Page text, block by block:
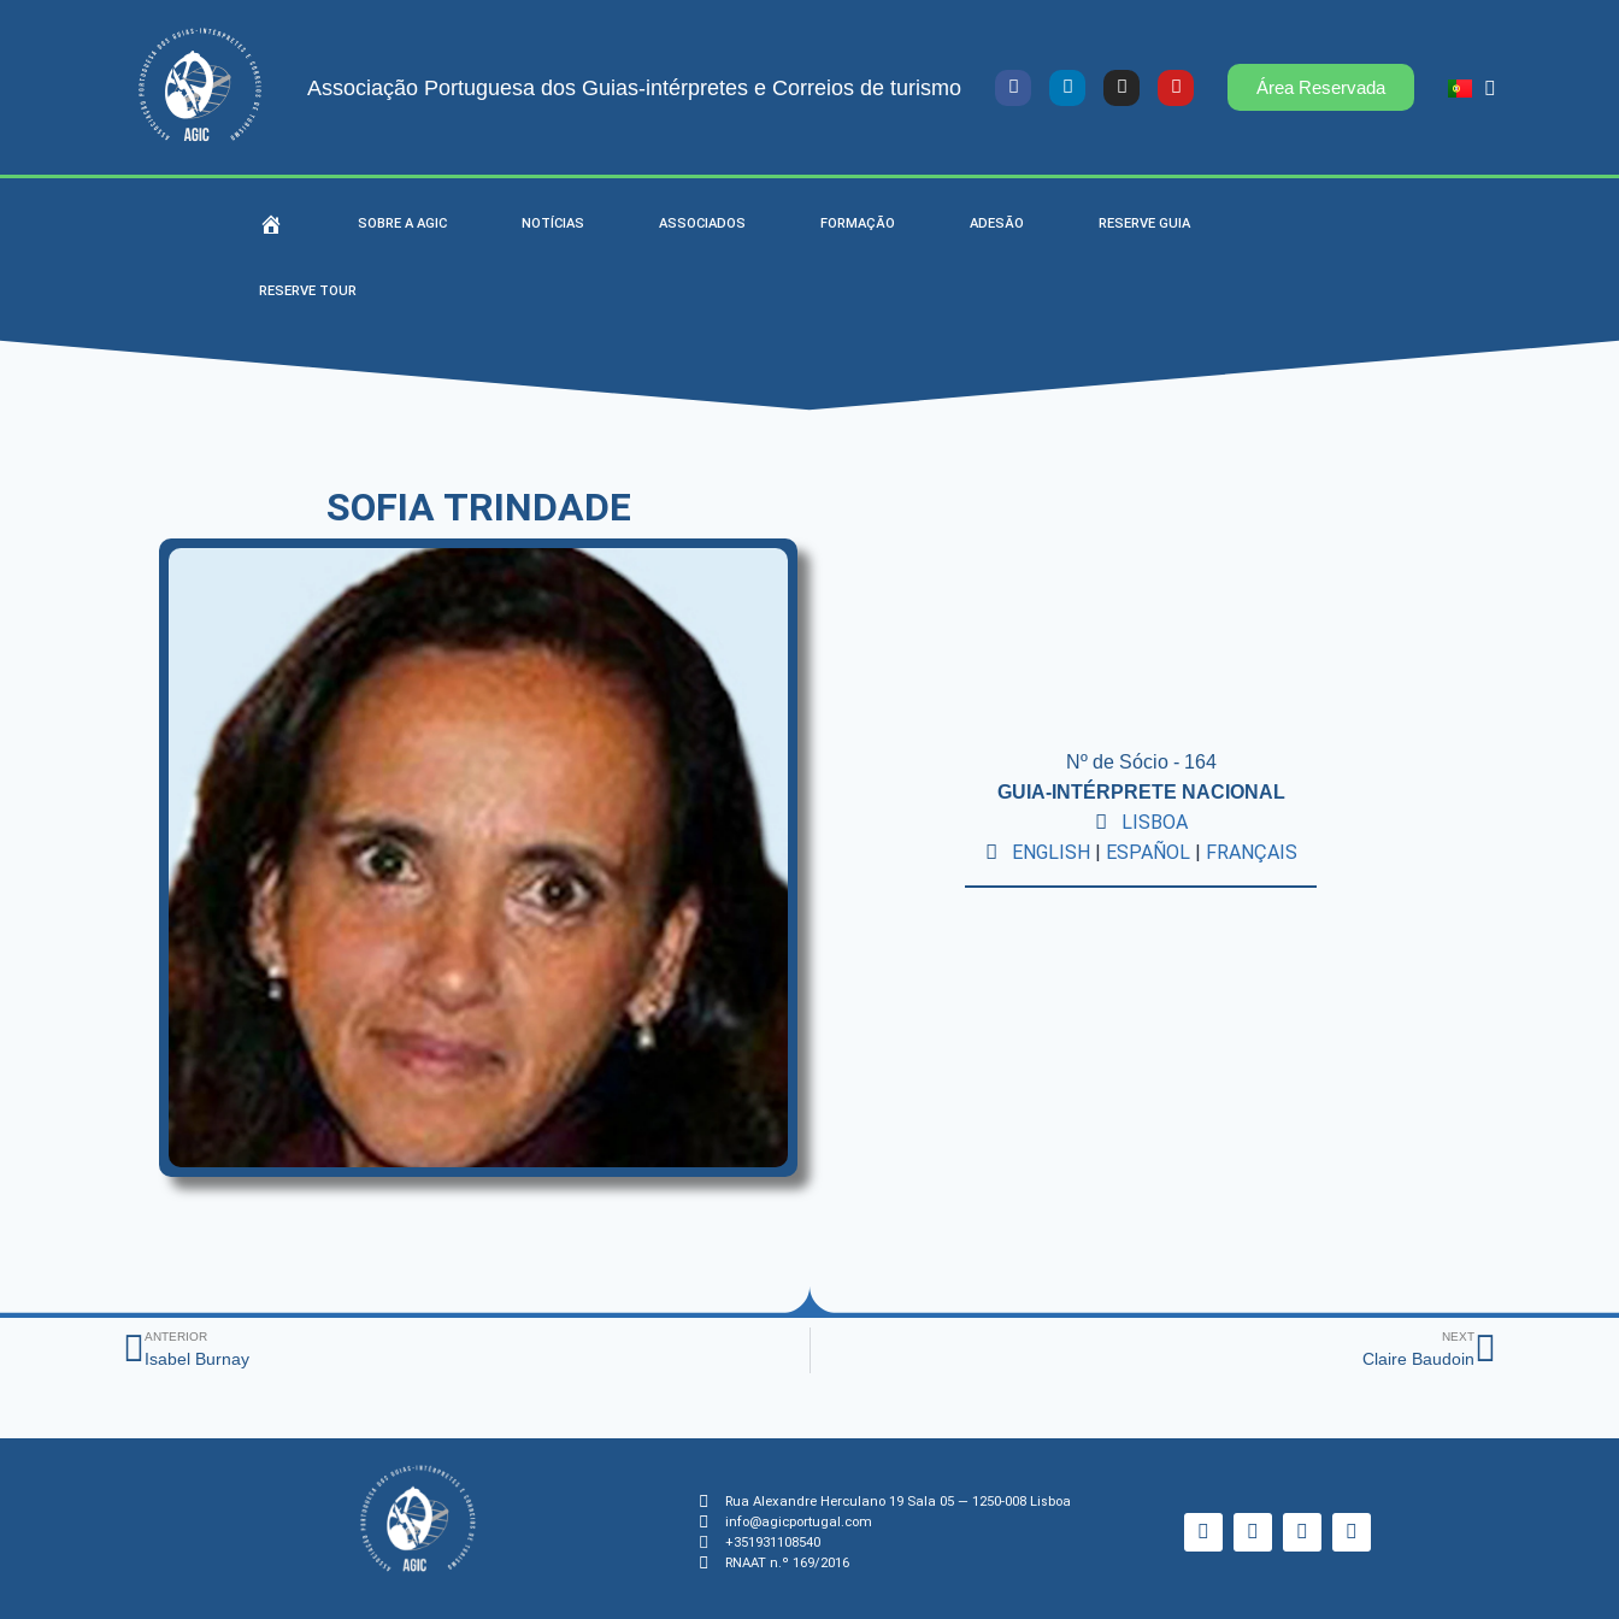
Associação Portuguesa dos Guias-intérpretes e Correios de turismo Área Reservada
SOBRE A AGIC NOTÍCIAS ASSOCIADOS FORMAÇÃO ADESÃO RESERVE GUIA
RESERVE TOUR
SOFIA TRINDADE
Nº de Sócio - 164
GUIA-INTÉRPRETE NACIONAL
LISBOA
ENGLISH
ESPAÑOL| FRANÇAIS
ANTERIOR
Isabel Burnay
NEXT
Claire Baudoin
Rua Alexandre Herculano 19 Sala 05 — 1250-008 Lisboa
info@agicportugal.com
+351931108540
RNAAT n.º 169/2016